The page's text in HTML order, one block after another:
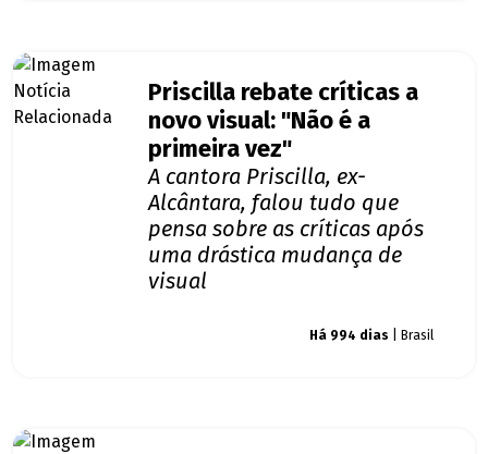
Priscilla rebate críticas a
novo visual: "Não é a
primeira vez"
A cantora Priscilla, ex-
Alcântara, falou tudo que
pensa sobre as críticas após
uma drástica mudança de
visual
Há 994 dias | Brasil